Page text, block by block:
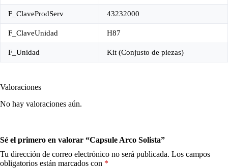
F_ClaveProdServ 43232000
F_ClaveUnidad H87
F_Unidad Kit (Conjusto de piezas)
Valoraciones
No hay valoraciones aún.
Sé el primero en valorar “Capsule Arco Solista”
Tu dirección de correo electrónico no será publicada. Los campos
obligatorios están marcados con *